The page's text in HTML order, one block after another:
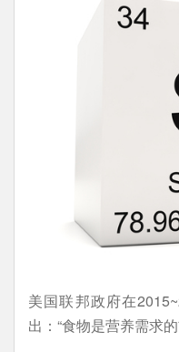
美国联邦政府在
出：“食物是营养需求